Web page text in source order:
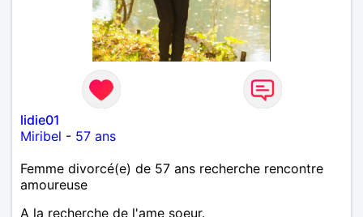
lidie01
Miribel - 57 ans
Femme divorcé(e) de 57 ans recherche rencontre
amoureuse
A la recherche de l'ame soeur.